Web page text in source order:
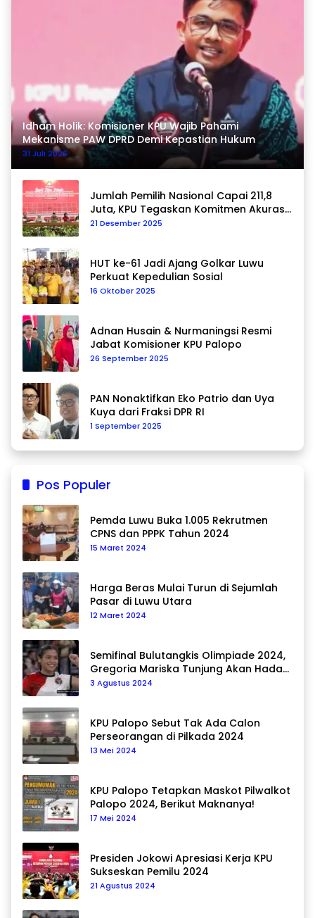
Idham Holik: Komisioner KPU Wajib Pahami
Mekanisme PAW DPRD Demi Kepastian Hukum
31 Juli 2026
Jumlah Pemilih Nasional Capai 211,8
Juta, KPU Tegaskan Komitmen Akurasi
Data Berkelanjutan
21 Desember 2025
HUT ke-61 Jadi Ajang Golkar Luwu
Perkuat Kepedulian Sosial
16 Oktober 2025
Adnan Husain & Nurmaningsi Resmi
Jabat Komisioner KPU Palopo
26 September 2025
PAN Nonaktifkan Eko Patrio dan Uya
Kuya dari Fraksi DPR RI
1 September 2025
Pos Populer
Pemda Luwu Buka 1.005 Rekrutmen
CPNS dan PPPK Tahun 2024
15 Maret 2024
Harga Beras Mulai Turun di Sejumlah
Pasar di Luwu Utara
12 Maret 2024
Semifinal Bulutangkis Olimpiade 2024,
Gregoria Mariska Tunjung Akan Hadapi
Pemain Asal Korea Selatan
3 Agustus 2024
KPU Palopo Sebut Tak Ada Calon
Perseorangan di Pilkada 2024
13 Mei 2024
KPU Palopo Tetapkan Maskot Pilwalkot
Palopo 2024, Berikut Maknanya!
17 Mei 2024
Presiden Jokowi Apresiasi Kerja KPU
Sukseskan Pemilu 2024
21 Agustus 2024